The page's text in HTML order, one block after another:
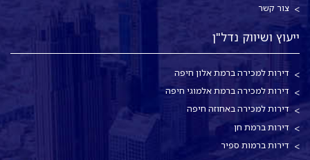
צור קשר
ייעוץ ושיווק נדל"ן
דירות למכירה ברמת אלון חיפה
דירות למכירה ברמת אלמוגי חיפה
דירות למכירה באחוזה חיפה
דירות ברמת חן
דירות ברמות ספיר